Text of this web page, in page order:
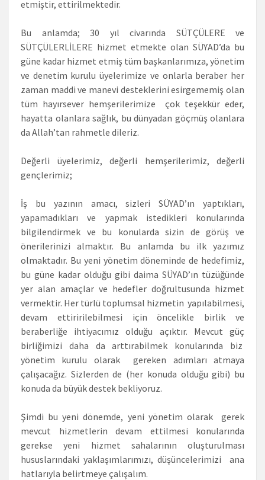
etmiştir, ettirilmektedir.
Bu anlamda; 30 yıl civarında SÜTÇÜLERE ve
SÜTÇÜLERLİLERE hizmet etmekte olan SÜYAD’da bu
güne kadar hizmet etmiş tüm başkanlarımıza, yönetim
ve denetim kurulu üyelerimize ve onlarla beraber her
zaman maddi ve manevi desteklerini esirgememiş olan
tüm hayırsever hemşerilerimize çok teşekkür eder,
hayatta olanlara sağlık, bu dünyadan göçmüş olanlara
da Allah’tan rahmetle dileriz.
Değerli üyelerimiz, değerli hemşerilerimiz, değerli
gençlerimiz;
İş bu yazının amacı, sizleri SÜYAD’ın yaptıkları,
yapamadıkları ve yapmak istedikleri konularında
bilgilendirmek ve bu konularda sizin de görüş ve
önerilerinizi almaktır. Bu anlamda bu ilk yazımız
olmaktadır. Bu yeni yönetim döneminde de hedefimiz,
bu güne kadar olduğu gibi daima SÜYAD’ın tüzüğünde
yer alan amaçlar ve hedefler doğrultusunda hizmet
vermektir. Her türlü toplumsal hizmetin yapılabilmesi,
devam ettiririlebilmesi için öncelikle birlik ve
beraberliğe ihtiyacımız olduğu açıktır. Mevcut güç
birliğimizi daha da arttırabilmek konularında biz
yönetim kurulu olarak gereken adımları atmaya
çalışacağız. Sizlerden de (her konuda olduğu gibi) bu
konuda da büyük destek bekliyoruz.
Şimdi bu yeni dönemde, yeni yönetim olarak gerek
mevcut hizmetlerin devam ettilmesi konularında
gerekse yeni hizmet sahalarının oluşturulması
hususlarındaki yaklaşımlarımızı, düşüncelerimizi ana
hatlarıyla belirtmeye çalışalım.